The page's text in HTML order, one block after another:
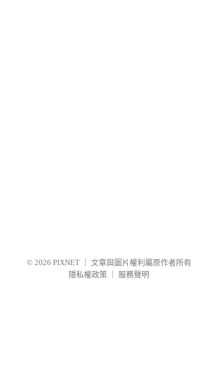
© 2026 PIXNET
文章與圖片權利屬原作者所有
隱私權政策
服務聲明